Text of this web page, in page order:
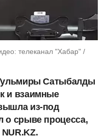
телеканал "Хабар" /
Сатыбалды
и взаимные
из-под
о срыве процесса,